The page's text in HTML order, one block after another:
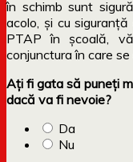
în schimb sunt
acolo, și cu
PTAP în școală,
conjunctura în care
Ați fi gata să puneți
dacă va fi nevoie?
Da
Nu